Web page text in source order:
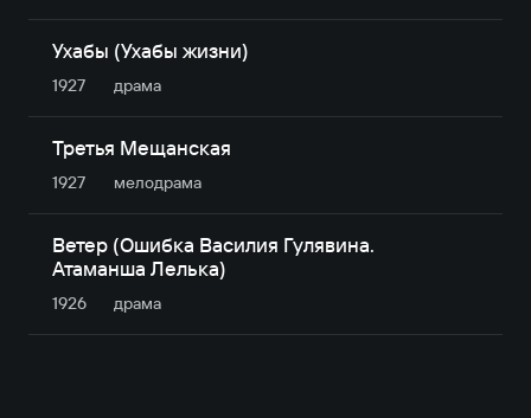
Ухабы (Ухабы жизни)
1927 драма
Третья Мещанская
1927 мелодрама
Ветер (Ошибка Василия Гулявина.
Атаманша Лелька)
1926 драма